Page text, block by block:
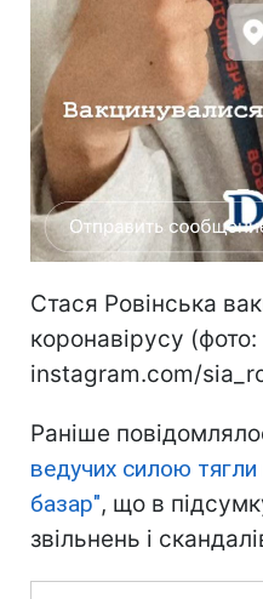
Стася Ровінська
коронавірусу (фото:
instagram.com/
Раніше
ведучих силою
базар", що в
звільнень і